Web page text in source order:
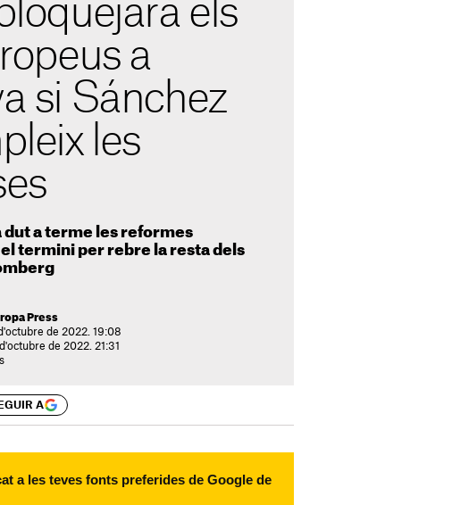
els
a
si Sánchez
les
dut a terme les reformes
termini per rebre la resta dels
Press
de 2022. 19:08
de 2022. 21:31
A
a les teves fonts preferides de Google de